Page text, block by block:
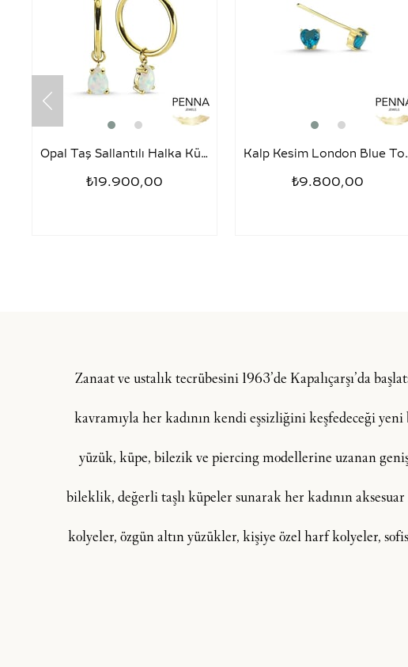
Opal Taş Sallantılı Halka Küpe – Damla Kesim
₺19.900,00
Kalp Kesim
₺9.800,00
Zanaat ve ustalık tecrübesini 1963’de Kapalıçarşı’da
kavramıyla her kadının kendi eşsizliğini keşfedeceği
yüzük, küpe, bilezik ve piercing modellerine uzanan
bileklik, değerli taşlı küpeler sunarak her kadının
kolyeler, özgün altın yüzükler, kişiye özel harf kolyeler,